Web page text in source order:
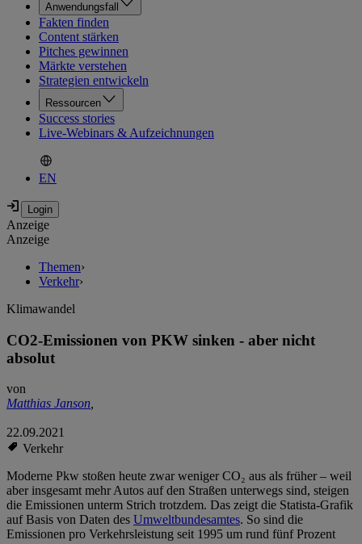
Anwendungsfall
Fakten finden
Content stärken
Pitches gewinnen
Märkte verstehen
Strategien entwickeln
Ressourcen
Success stories
Live-Webinars & Aufzeichnungen
EN
Anzeige
Anzeige
Themen›
Verkehr›
Klimawandel
CO2-Emissionen von PKW sinken - aber nicht
absolut
von
Matthias Janson,
22.09.2021
Verkehr
Moderne Pkw stoßen heute zwar weniger CO₂ aus als früher – weil
aber insgesamt mehr Autos auf den Straßen unterwegs sind, steigen
die Emissionen unterm Strich trotzdem. Das zeigt die Statista-Grafik
auf Basis von Daten des Umweltbundesamtes. So sind die
Emissionen pro Verkehrsleistung seit 1995 um rund fünf Prozent